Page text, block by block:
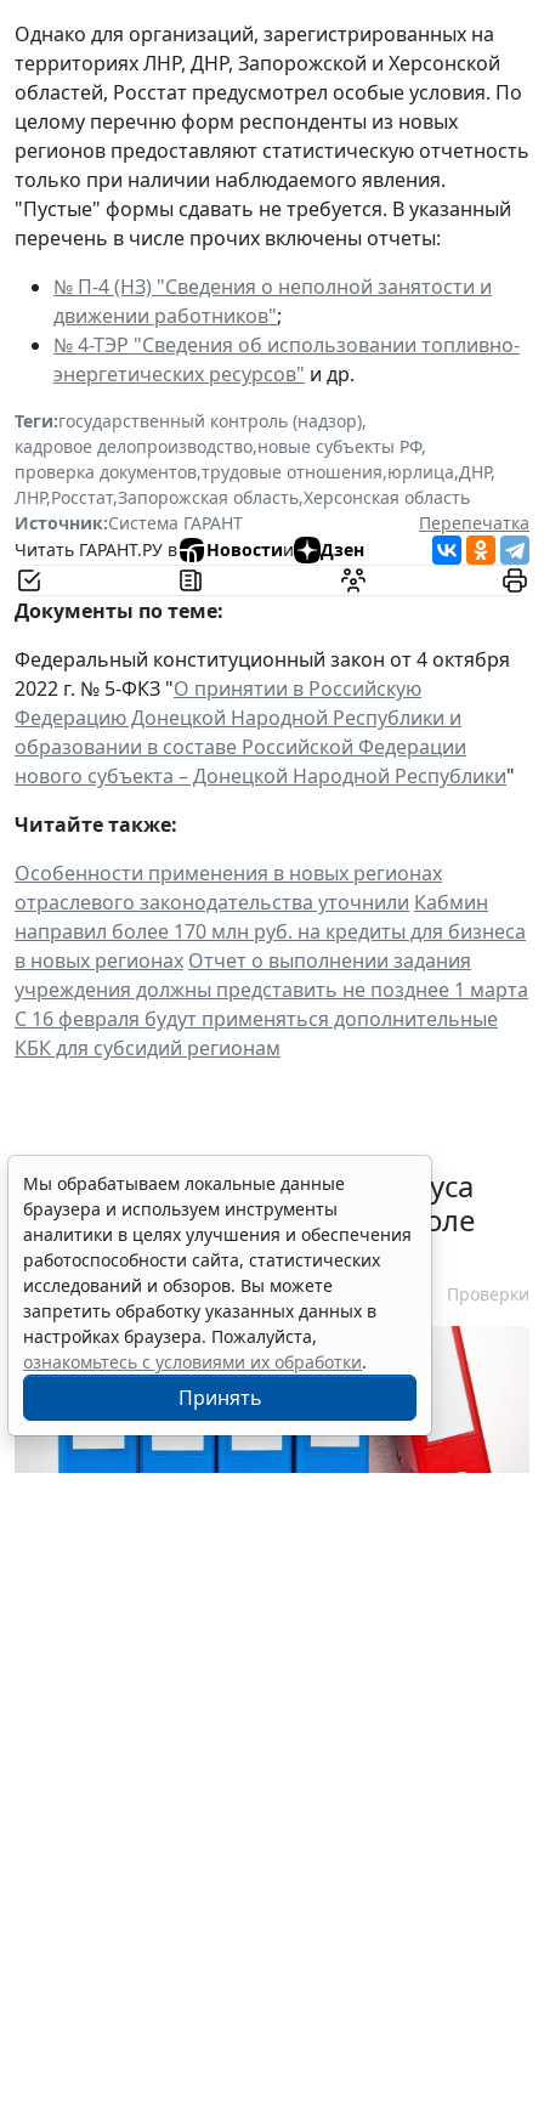
Однако для организаций, зарегистрированных на
территориях ЛНР, ДНР, Запорожской и Херсонской
областей, Росстат предусмотрел особые условия. По
целому перечню форм респонденты из новых
регионов предоставляют статистическую отчетность
только при наличии наблюдаемого явления.
"Пустые" формы сдавать не требуется. В указанный
перечень в числе прочих включены отчеты:
№ П-4 (НЗ) "Сведения о неполной занятости и
движении работников";
№ 4-ТЭР "Сведения об использовании топливно-
энергетических ресурсов" и др.
Теги:государственный контроль (надзор),
кадровое делопроизводство,новые субъекты РФ,
проверка документов,трудовые отношения,юрлица,ДНР,
ЛНР,Росстат,Запорожская область,Херсонская область
Источник:Система ГАРАНТ
Перепечатка
Читать ГАРАНТ.РУ в
Новостии Дзен
Документы по теме:
Федеральный конституционный закон от 4 октября
2022 г. № 5-ФКЗ "О принятии в Российскую
Федерацию Донецкой Народной Республики и
образовании в составе Российской Федерации
нового субъекта – Донецкой Народной Республики"
Читайте также:
Особенности применения в новых регионах
отраслевого законодательства уточнили Кабмин
направил более 170 млн руб. на кредиты для бизнеса
в новых регионах Отчет о выполнении задания
учреждения должны представить не позднее 1 марта
С 16 февраля будут применяться дополнительные
КБК для субсидий регионам
Порядок подтверждения статуса
эксперта в законе о госконтроле
скорректировали
7 августа 2026 15:57 Проверки
Мы обрабатываем локальные данные
браузера и используем инструменты
аналитики в целях улучшения и обеспечения
работоспособности сайта, статистических
исследований и обзоров. Вы можете
запретить обработку указанных данных в
настройках браузера. Пожалуйста,
ознакомьтесь с условиями их обработки.
Принять